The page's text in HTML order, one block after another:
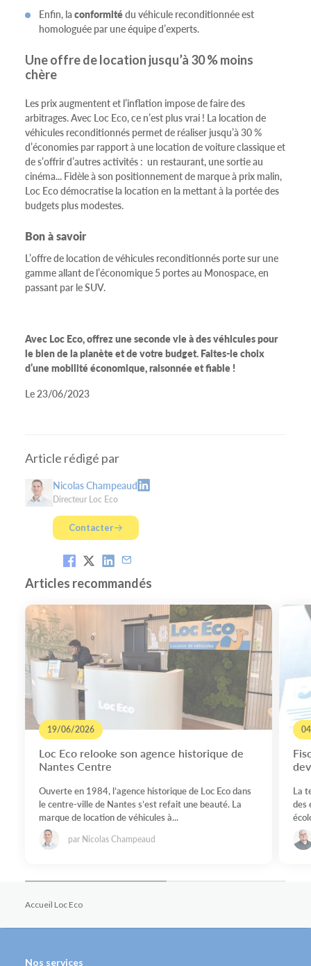
Enfin, laconformité du véhicule reconditionnée est
homologuée par une équipe d’experts.
Une offre de location jusqu’à 30 % moins
chère
Les prix augmentent et l’inflation impose de faire des
arbitrages. Avec Loc Eco, ce n’est plus vrai ! La location de
véhicules reconditionnés permet de réaliser jusqu’à 30 %
d’économies par rapport à une location de voiture classique et
de s’offrir d’autres activités : un restaurant, une sortie au
cinéma... Fidèle à son positionnement de marque à prix malin,
Loc Eco démocratise la location en la mettant à la portée des
budgets plus modestes.
Bon à savoir
L’offre de location de véhicules reconditionnés porte sur une
gamme allant de l’économique 5 portes au Monospace, en
passant par le SUV.
Avec Loc Eco, offrez une seconde vie à des véhicules pour
le bien de la planète et de votre budget. Faites-le choix
d’une mobilité économique, raisonnée et fiable !
Le 23/06/2023
Article rédigé par
Nicolas Champeaud
Directeur Loc Eco
Contacter
Articles recommandés
19/06/2026
Loc Eco relooke son agence historique de
Nantes Centre
Ouverte en 1984, l’agence historique de Loc Eco dans
le centre-ville de Nantes s’est refait une beauté. La
marque de location de véhicules à...
par Nicolas Champeaud
La
des
Accueil Loc Eco
Nos services